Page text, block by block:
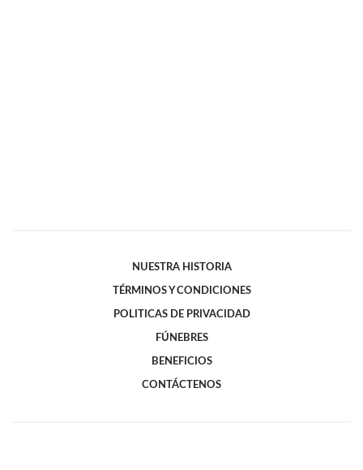
NUESTRA HISTORIA
TÉRMINOS Y CONDICIONES
POLITICAS DE PRIVACIDAD
FÚNEBRES
BENEFICIOS
CONTÁCTENOS